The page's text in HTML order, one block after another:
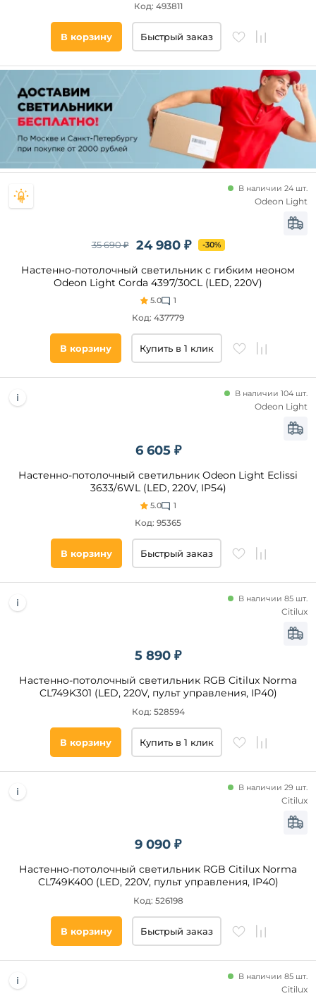
Код: 493811
В корзину Быстрый заказ
24 980 ₽
35 690 ₽ -30%
Настенно-потолочный светильник с гибким неоном
Odeon Light Corda 4397/30CL (LED, 220V)
5.0 1
В наличии 24 шт.
Код: 437779
Odeon Light
В корзину Купить в 1 клик
6 605 ₽
Настенно-потолочный светильник Odeon Light Eclissi
3633/6WL (LED, 220V, IP54)
5.0 1
В наличии 104 шт.
Код: 95365
Odeon Light
В корзину Быстрый заказ
5 890 ₽
Настенно-потолочный светильник RGB Citilux Norma
CL749K301 (LED, 220V, пульт управления, IP40)
В наличии 85 шт.
Код: 528594
Citilux
В корзину Купить в 1 клик
9 090 ₽
Настенно-потолочный светильник RGB Citilux Norma
CL749K400 (LED, 220V, пульт управления, IP40)
В наличии 29 шт.
Код: 526198
Citilux
В корзину Быстрый заказ
В наличии 85 шт.
Citilux